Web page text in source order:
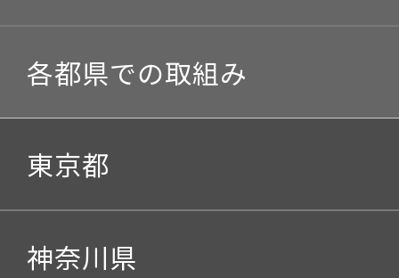
環境の保全
地域との連携
都市部のトンネル工事
山岳部のトンネル工事
ターミナル駅の工事
各都県での取組み
東京都
神奈川県